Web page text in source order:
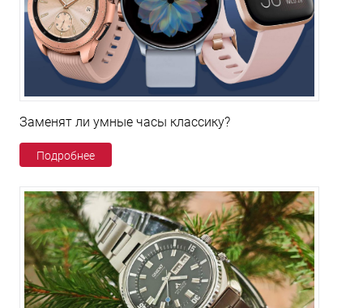
Заменят ли умные часы классику?
Подробнее